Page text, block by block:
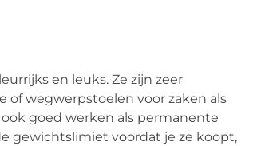
en leuks. Ze zijn zeer
wegwerpstoelen voor zaken als
goed werken als permanente
gewichtslimiet voordat je ze koopt,